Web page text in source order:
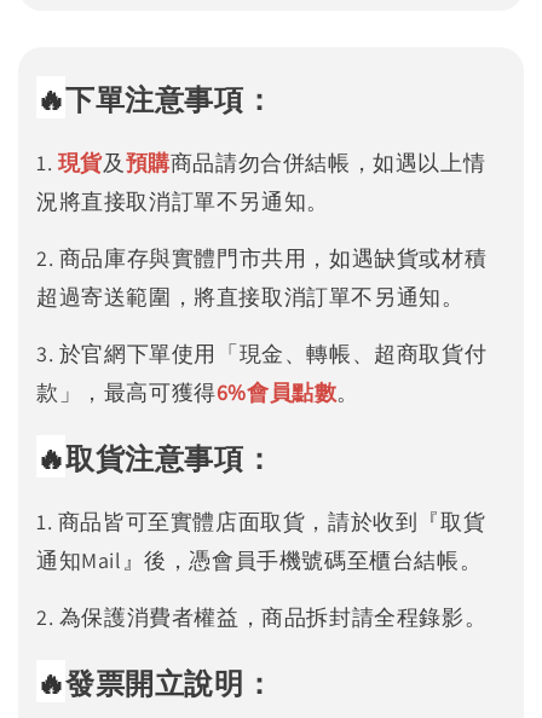
🔥下單注意事項：
1. 現貨及預購商品請勿合併結帳，如遇以上情
況將直接取消訂單不另通知。
2. 商品庫存與實體門市共用，如遇缺貨或材積
超過寄送範圍，將直接取消訂單不另通知。
3. 於官網下單使用「現金、轉帳、超商取貨付
款」，最高可獲得6%會員點數。
🔥取貨注意事項：
1. 商品皆可至實體店面取貨，請於收到『取貨
通知Mail』後，憑會員手機號碼至櫃台結帳。
2. 為保護消費者權益，商品拆封請全程錄影。
🔥發票開立說明：